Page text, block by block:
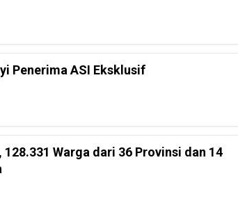
Penerima ASI Eksklusif
Warga dari 36 Provinsi dan 14